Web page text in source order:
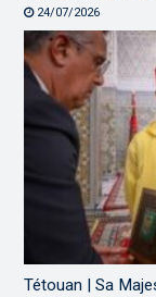
24/07/2026
Tétouan | Sa